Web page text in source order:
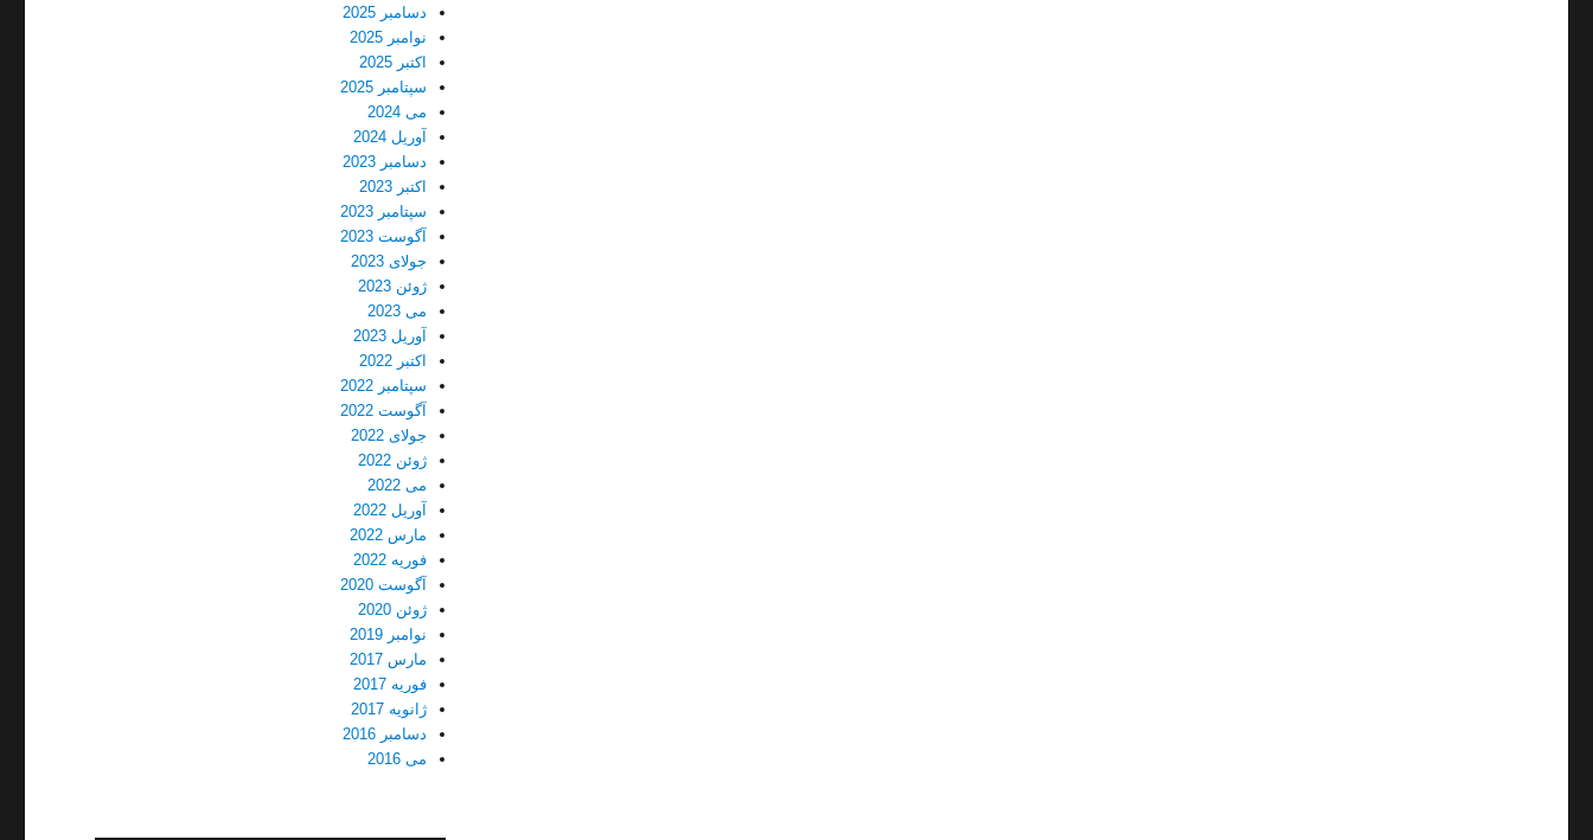
دسامبر 2025
نوامبر 2025
اکتبر 2025
سپتامبر 2025
می 2024
آوریل 2024
دسامبر 2023
اکتبر 2023
سپتامبر 2023
آگوست 2023
جولای 2023
ژوئن 2023
می 2023
آوریل 2023
اکتبر 2022
سپتامبر 2022
آگوست 2022
جولای 2022
ژوئن 2022
می 2022
آوریل 2022
مارس 2022
فوریه 2022
آگوست 2020
ژوئن 2020
نوامبر 2019
مارس 2017
فوریه 2017
ژانویه 2017
دسامبر 2016
می 2016